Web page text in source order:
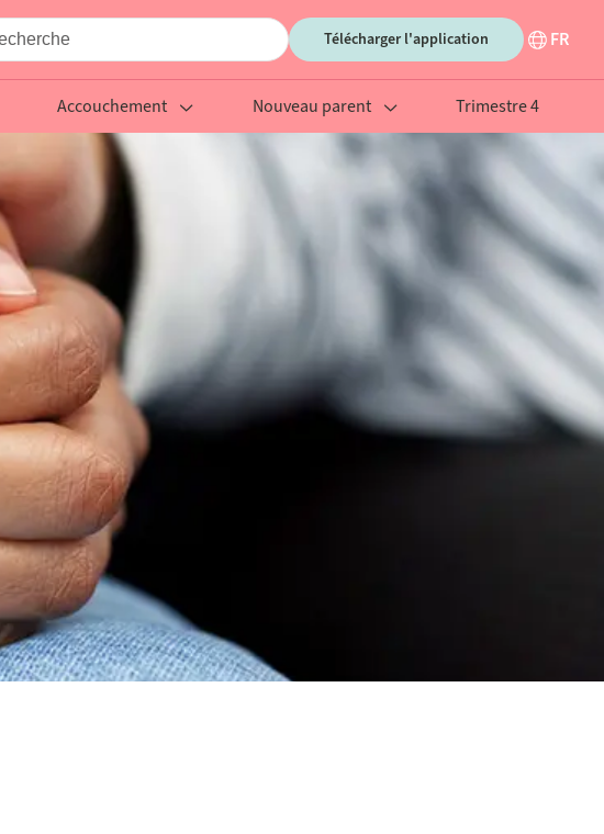
Télécharger l'application FR
Accouchement Nouveau parent Trimestre 4